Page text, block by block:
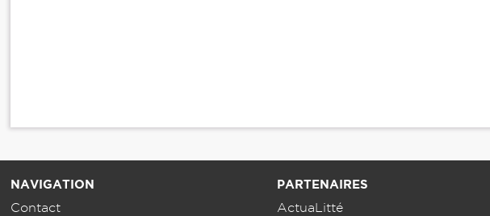
NAVIGATION
Contact
PARTENAIRES
ActuaLitté